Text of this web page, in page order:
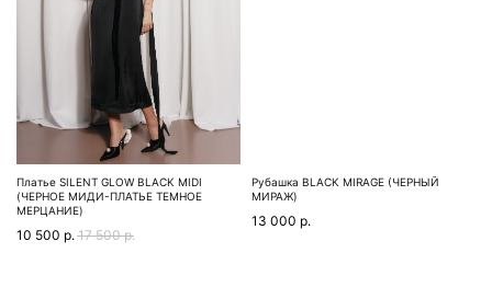
Платье SILENT GLOW BLACK MIDI
(ЧЕРНОЕ МИДИ-ПЛАТЬЕ ТЕМНОЕ
МЕРЦАНИЕ)
10 500 р. 17 500 р.
Рубашка BLACK MIRAGE (ЧЕРНЫЙ
МИРАЖ)
13 000 р.